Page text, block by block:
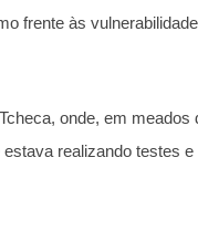
frente às
onde, em meados
realizando testes